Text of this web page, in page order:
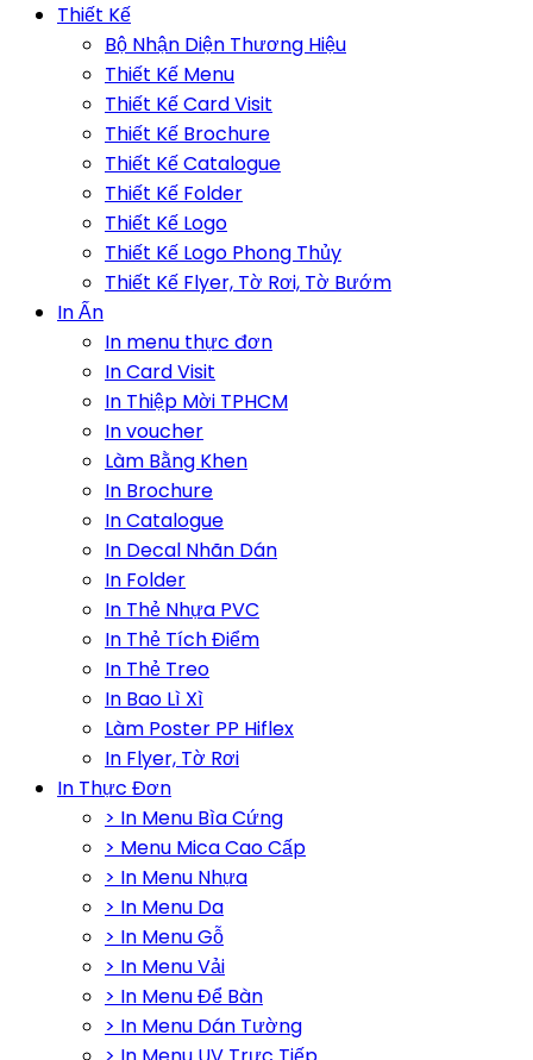
Thiết Kế
Bộ Nhận Diện Thương Hiệu
Thiết Kế Menu
Thiết Kế Card Visit
Thiết Kế Brochure
Thiết Kế Catalogue
Thiết Kế Folder
Thiết Kế Logo
Thiết Kế Logo Phong Thủy
Thiết Kế Flyer, Tờ Rơi, Tờ Bướm
In Ấn
In menu thực đơn
In Card Visit
In Thiệp Mời TPHCM
In voucher
Làm Bằng Khen
In Brochure
In Catalogue
In Decal Nhãn Dán
In Folder
In Thẻ Nhựa PVC
In Thẻ Tích Điểm
In Thẻ Treo
In Bao Lì Xì
Làm Poster PP Hiflex
In Flyer, Tờ Rơi
In Thực Đơn
> In Menu Bìa Cứng
> Menu Mica Cao Cấp
> In Menu Nhựa
> In Menu Da
> In Menu Gỗ
> In Menu Vải
> In Menu Để Bàn
> In Menu Dán Tường